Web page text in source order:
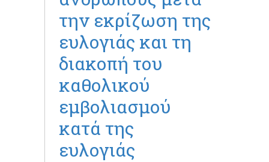
την εκρίζωση της
ευλογιάς και τη
διακοπή του
καθολικού
εμβολιασμού
κατά της
ευλογιάς